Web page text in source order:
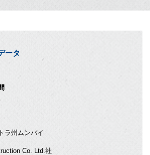
ータ
ラ州ムンバイ
Co. Ltd.社